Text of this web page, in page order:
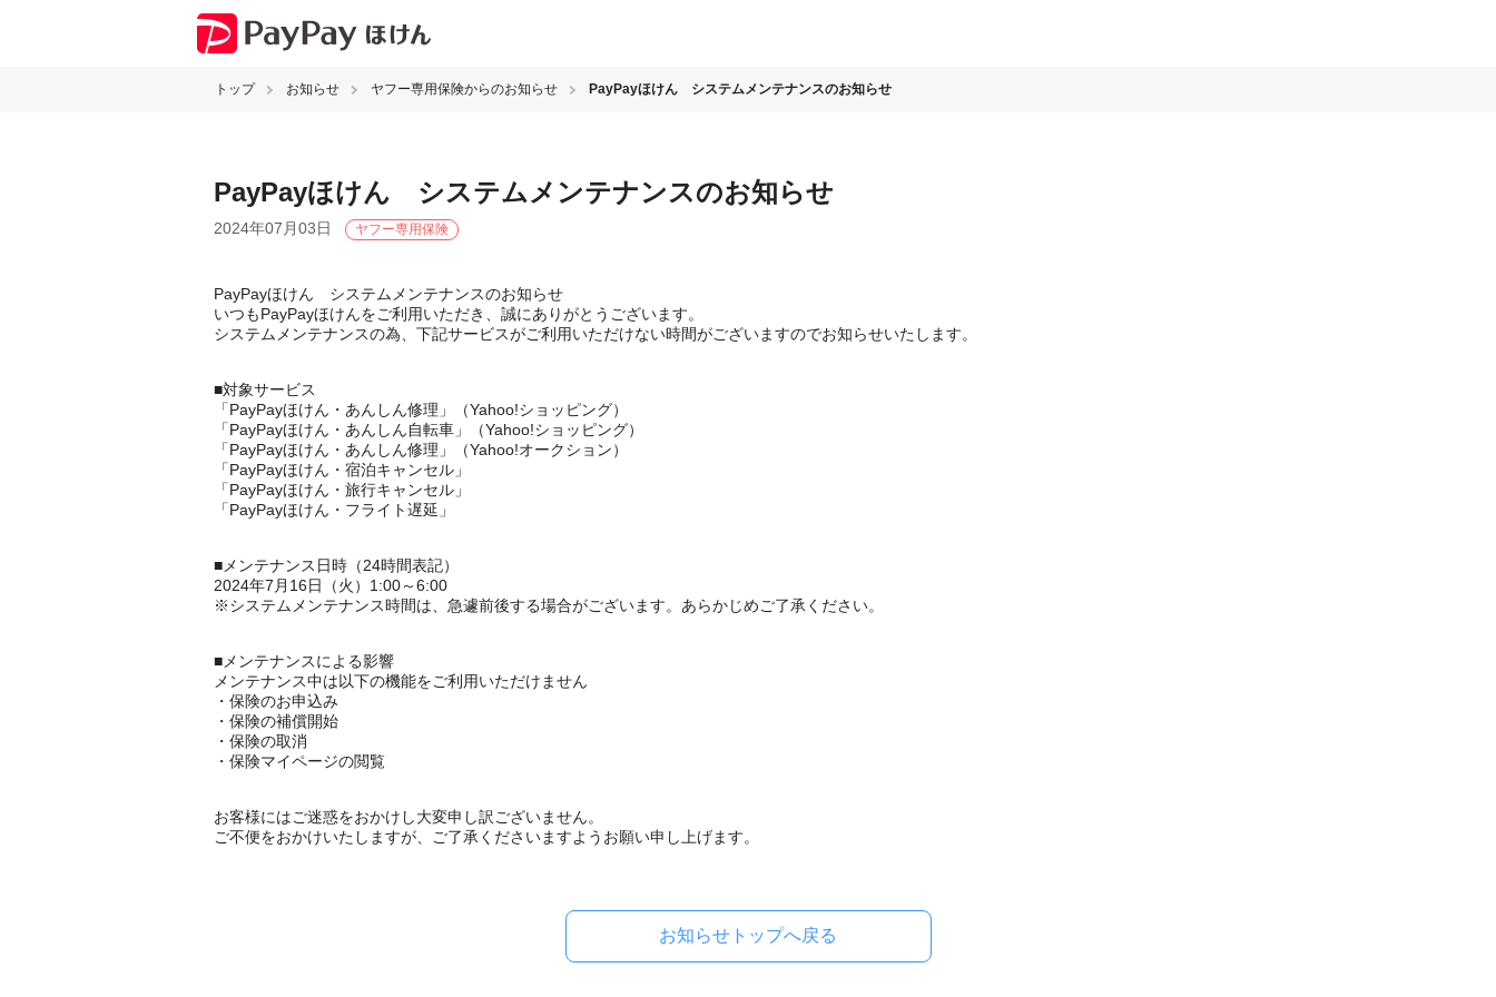
トップ お知らせ ヤフー専用保険からのお知らせ PayPayほけん システムメンテナンスのお知らせ
PayPayほけん システムメンテナンスのお知らせ
2024年07月03日 ヤフー専用保険
PayPayほけん システムメンテナンスのお知らせ
いつもPayPayほけんをご利用いただき、誠にありがとうございます。
システムメンテナンスの為、下記サービスがご利用いただけない時間がございますのでお知らせいたします。
■対象サービス
「PayPayほけん・あんしん修理」（Yahoo!ショッピング）
「PayPayほけん・あんしん自転車」（Yahoo!ショッピング）
「PayPayほけん・あんしん修理」（Yahoo!オークション）
「PayPayほけん・宿泊キャンセル」
「PayPayほけん・旅行キャンセル」
「PayPayほけん・フライト遅延」
■メンテナンス日時（24時間表記）
2024年7月16日（火）1:00～6:00
※システムメンテナンス時間は、急遽前後する場合がございます。あらかじめご了承ください。
■メンテナンスによる影響
メンテナンス中は以下の機能をご利用いただけません
・保険のお申込み
・保険の補償開始
・保険の取消
・保険マイページの閲覧
お客様にはご迷惑をおかけし大変申し訳ございません。
ご不便をおかけいたしますが、ご了承くださいますようお願い申し上げます。
お知らせトップへ戻る